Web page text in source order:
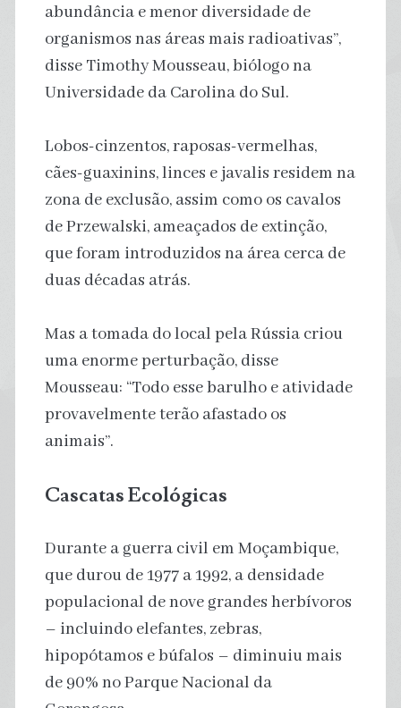
abundância e menor diversidade de
organismos nas áreas mais radioativas”,
disse Timothy Mousseau, biólogo na
Universidade da Carolina do Sul.
Lobos-cinzentos, raposas-vermelhas,
cães-guaxinins, linces e javalis residem na
zona de exclusão, assim como os cavalos
de Przewalski, ameaçados de extinção,
que foram introduzidos na área cerca de
duas décadas atrás.
Mas a tomada do local pela Rússia criou
uma enorme perturbação, disse
Mousseau: “Todo esse barulho e atividade
provavelmente terão afastado os
animais”.
Cascatas Ecológicas
Durante a guerra civil em Moçambique,
que durou de 1977 a 1992, a densidade
populacional de nove grandes herbívoros
– incluindo elefantes, zebras,
hipopótamos e búfalos – diminuiu mais
de 90% no Parque Nacional da